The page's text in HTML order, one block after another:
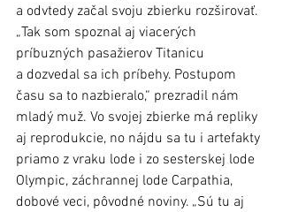
a odvtedy začal svoju zbierku rozširovať.
„Tak som spoznal aj viacerých
príbuzných pasažierov Titanicu
a dozvedal sa ich príbehy. Postupom
času sa to nazbieralo,“ prezradil nám
mladý muž. Vo svojej zbierke má repliky
aj reprodukcie, no nájdu sa tu i artefakty
priamo z vraku lode i zo sesterskej lode
Olympic, záchrannej lode Carpathia,
dobové veci, pôvodné noviny. „Sú tu aj